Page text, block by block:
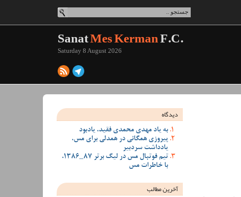
SanatMes KermanF.C.
Saturday 8 August 2026
دیدگاه
به یاد مهدی محمدی فقید، یادبود
پیروزی همگانی در همدلی برای مس،
یادداشت سردبیر
تیم فوتبال مس در لیگ برتر 87_1386،
با خاطرات مس
آخرین مطالب